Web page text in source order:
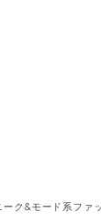
ク&モード系ファ